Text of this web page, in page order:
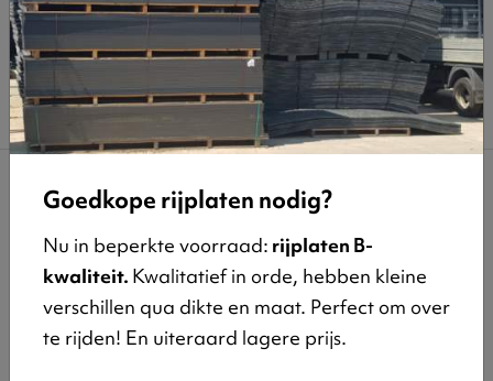
Producten toevoegen
Ons aanbod
Stalen rijplaat
Kunststof rijplaat
Draglineschot
Navigatie
Home
Over ons
Vacatures
Goedkope rijplaten nodig?
Nu in beperkte voorraad: rijplaten B-
kwaliteit. Kwalitatief in orde, hebben kleine
verschillen qua dikte en maat. Perfect om over
te rijden! En uiteraard lagere prijs.